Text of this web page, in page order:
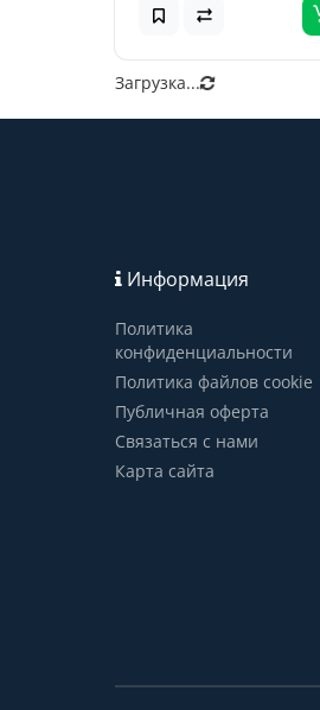
Загрузка...
Информация
Политика
конфиденциальности
Политика файлов cookie
Публичная оферта
Связаться с нами
Карта сайта